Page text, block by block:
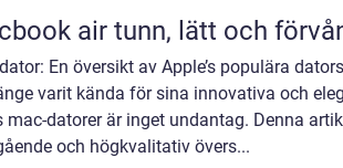
Macbook air tunn, lätt
En översikt av Apple’s populära
varit kända för sina innovativa och
mac-datorer är inget undantag. Denna
och högkvalitativ övers...